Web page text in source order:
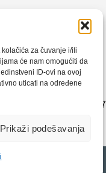
za čuvanje i/ili
će nam omogućiti da
ID-ovi na ovoj
uticati na određene
Prikaži podešavanja
+387 35 720 560
clkm@bih.net.ba
+387 62 995 767